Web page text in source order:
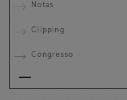
Notas
Clipping
Congresso